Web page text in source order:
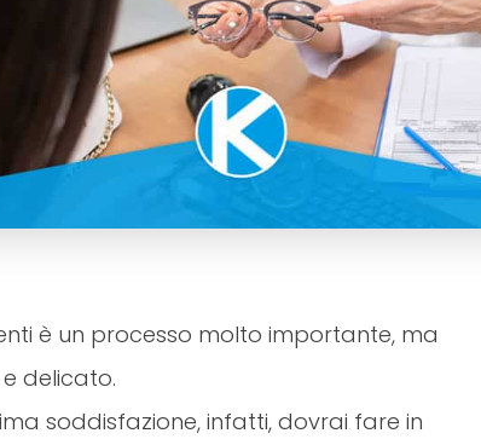
è un processo molto importante, ma
delicato.
soddisfazione, infatti, dovrai fare in